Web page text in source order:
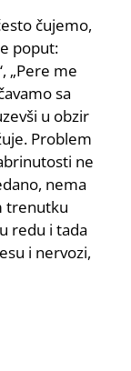
čujemo,
poput:
„Pere me
sa
u obzir
Problem
ne
nema
trenutku
redu i tada
i nervozi,